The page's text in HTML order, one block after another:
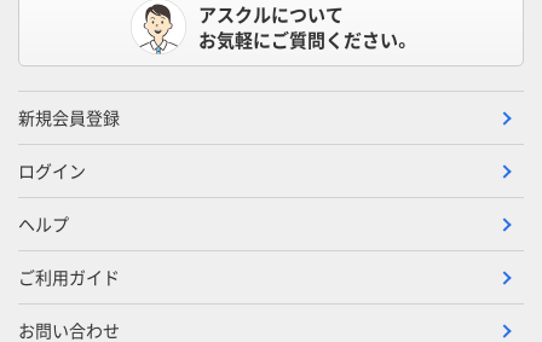
アスクルについて
お気軽にご質問ください。
新規会員登録
ログイン
ヘルプ
ご利用ガイド
お問い合わせ